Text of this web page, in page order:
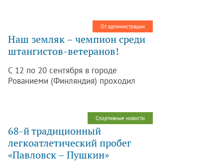
От администрации
Наш земляк – чемпион среди
штангистов-ветеранов!
С 12 по 20 сентября в городе
Рованиеми (Финляндия) проходил
России был и наш земляк спортсмен-
тяжелоатлет Александр Васильевич
Фролов.
Спортивные новости
68-й традиционный
легкоатлетический пробег
«Павловск – Пушкин»